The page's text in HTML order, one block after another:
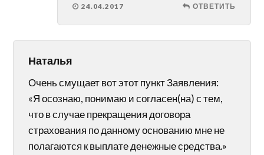
24.04.2017 ОТВЕТИТЬ
Наталья
Очень смущает вот этот пункт Заявления:
«Я осознаю, понимаю и согласен(на) с тем,
что в случае прекращения договора
страхования по данному основанию мне не
полагаются к выплате денежные средства.»